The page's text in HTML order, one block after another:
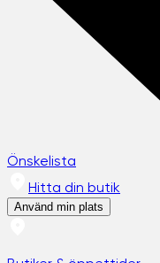
Önskelista
Hitta din butik
Använd min plats